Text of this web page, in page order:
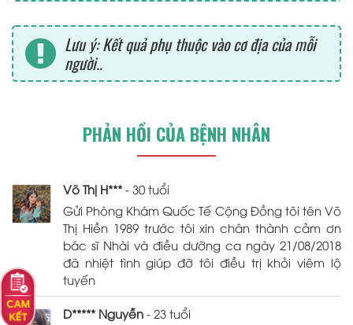
Lưu ý: Kết quả phụ thuộc vào cơ địa của mỗi
người..
PHẢN HỒI CỦA BỆNH NHÂN
Võ Thị H*** - 30 tuổi
Gửi Phòng Khám Quốc Tế Cộng Đồng tôi tên Võ
Thị Hiền 1989 trước tôi xin chân thành cảm ơn
bác sĩ Nhài và điều dưỡng ca ngày 21/08/2018
đã nhiệt tình giúp đỡ tôi điều trị khỏi viêm lộ
tuyến
D***** Nguyễn - 23 tuổi